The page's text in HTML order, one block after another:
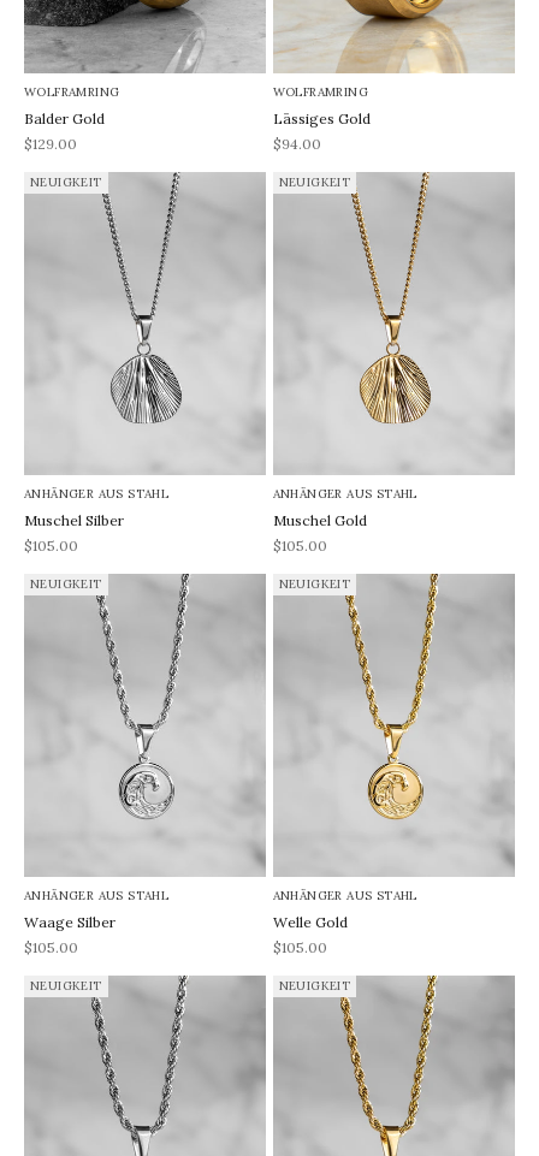
WOLFRAMRING
Balder Gold
REA-pris
$129.00
WOLFRAMRING
Lässiges Gold
REA-pris
$94.00
NEUIGKEIT
ANHÄNGER AUS STAHL
Muschel Silber
REA-pris
$105.00
NEUIGKEIT
ANHÄNGER AUS STAHL
Muschel Gold
REA-pris
$105.00
NEUIGKEIT
ANHÄNGER AUS STAHL
Waage Silber
REA-pris
$105.00
NEUIGKEIT
ANHÄNGER AUS STAHL
Welle Gold
REA-pris
$105.00
NEUIGKEIT NEUIGKEIT